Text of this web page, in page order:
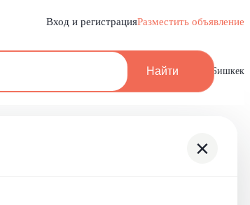
Вход и регистрацияРазместить объявление
Найти Бишкек
×